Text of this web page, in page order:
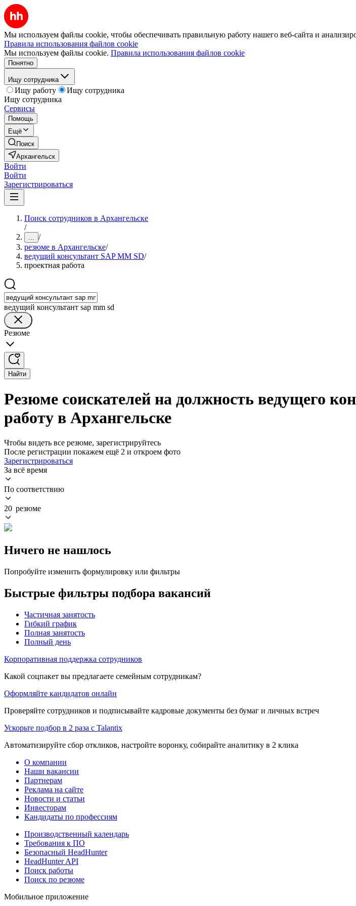
Мы используем файлы cookie, чтобы обеспечивать правильную работу нашего веб-сайта и
Правила использования файлов cookie
Мы используем файлы cookie. Правила использования файлов cookie
Понятно
Ищу сотрудника
Ищу работу
Ищу сотрудника
Ищу сотрудника
Сервисы
Помощь
Ещё
Поиск
Архангельск
Войти
Войти
Зарегистрироваться
Поиск сотрудников в Архангельске
/
... /
резюме в Архангельске/
ведущий консультант SAP MM SD/
проектная работа
ведущий консультант sap mm sd
Резюме
Найти
Резюме соискателей на должность ведущего
работу в Архангельске
Чтобы видеть все резюме, зарегистрируйтесь
После регистрации покажем ещё 2 и откроем фото
Зарегистрироваться
За всё время
По соответствию
20 резюме
Ничего не нашлось
Попробуйте изменить формулировку или фильтры
Быстрые фильтры подбора вакансий
Частичная занятость
Гибкий график
Полная занятость
Полный день
Корпоративная поддержка сотрудников
Какой соцпакет вы предлагаете семейным сотрудникам?
Оформляйте кандидатов онлайн
Проверяйте сотрудников и подписывайте кадровые документы без бумаг и личных встреч
Ускорьте подбор в 2 раза с Talantix
Автоматизируйте сбор откликов, настройте воронку, собирайте аналитику в 2 клика
О компании
Наши вакансии
Партнерам
Реклама на сайте
Новости и статьи
Инвесторам
Кандидаты по профессиям
Производственный календарь
Требования к ПО
Безопасный HeadHunter
HeadHunter API
Поиск работы
Поиск по резюме
Мобильное приложение